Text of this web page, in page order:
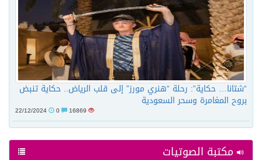
“شتانا… حكاية”: رحلة “هنري مورز” إلى قلب الرياض.. حكاية تنبض
بروح المغامرة وسحر السعودية
16869
مكتبة الصوتيات